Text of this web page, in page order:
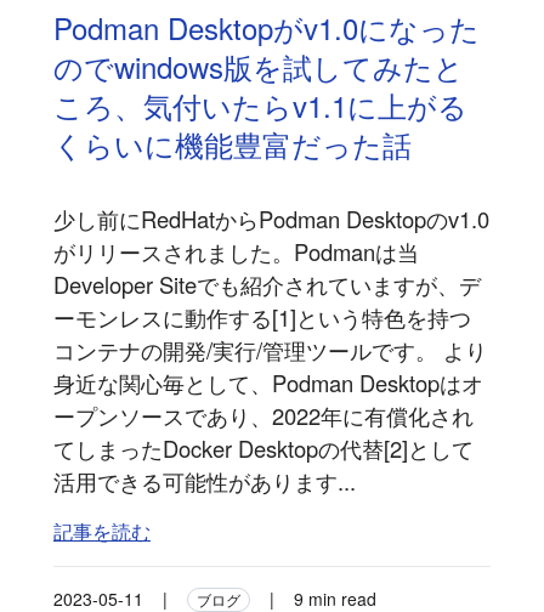
Podman Desktopがv1.0になった
のでwindows版を試してみたと
ころ、気付いたらv1.1に上がる
くらいに機能豊富だった話
少し前にRedHatからPodman Desktopのv1.0
がリリースされました。Podmanは当
Developer Siteでも紹介されていますが、デ
ーモンレスに動作する[1]という特色を持つ
コンテナの開発/実行/管理ツールです。 より
身近な関心毎として、Podman Desktopはオ
ープンソースであり、2022年に有償化され
てしまったDocker Desktopの代替[2]として
活用できる可能性があります...
記事を読む
2023-05-11 | ブログ |
9 min read